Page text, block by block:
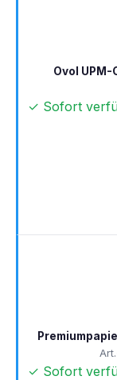
Ovol
✓ Sofort
✓ Sofort